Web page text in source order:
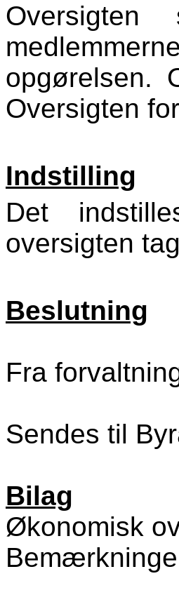
opgørelsen.
Oversigten
Indstilling
Det
oversigten
Beslutning
Fra
Sendes til
Bilag
Økonomisk